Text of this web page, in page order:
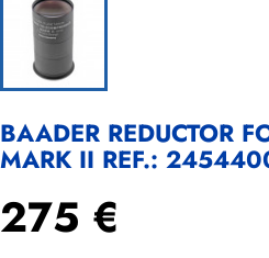
BAADER REDUCTOR
MARK II REF.:
275 €